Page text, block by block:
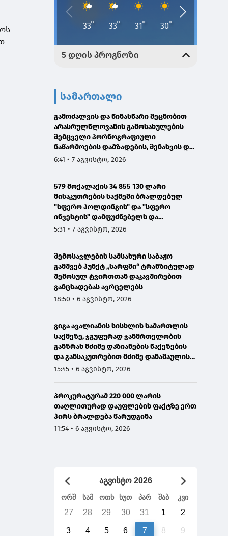
სამართალი
გამოძალვის და წინასწარი შეცნობით
არასრულწლოვანის გამოსახულების
შემცველი პორნოგრაფიული
ნაწარმოების დამზადების, შენახვის და
გავრცელების ფაქტებზე ერთ პირს
6:41 • 7 აგვისტო, 2026
579 მოქალაქის 34 855 130 ლარი
მისაკუთრების საქმეში ბრალდებულ
"სფერო ჰოლდინგის" და "სფერო
ინვესტის" დამფუძნებელს და
თანამშრომელს 12 და 8 წლით
5:31 • 7 აგვისტო, 2026
შემოსავლების სამსახური საბაჟო
გამშვებ პუნქტ „სარფში“ ტრანზიტულად
შემოსულ ტვირთთან დაკავშირებით
განცხადებას ავრცელებს
18:50 • 6 აგვისტო, 2026
გიგა ავალიანის სისხლის სამართლის
საქმეზე, ჯგუფურად ჯანმრთელობის
განზრახ მძიმე დაზიანების წაქეზების
და განსაკუთრებით მძიმე დანაშაულის
შეუტყობინებლობის ფაქტებზე ორ პირს
15:45 • 6 აგვისტო, 2026
პროკურატურამ 220 000 ლარის
თაღლითურად დაუფლების ფაქტზე ერთ
პირს ბრალდება წარუდგინა
11:54 • 6 აგვისტო, 2026
აგვისტო 2026
ორშ სამ ოთხ ხუთ პარ შაბ კვი
27 28 29 30 31 1 2
3 4 5 6 7 8 9